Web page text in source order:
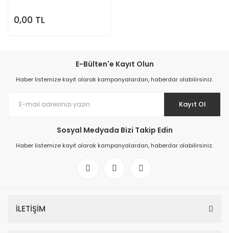
0,00 TL
E-Bülten'e Kayıt Olun
Haber listemize kayıt olarak kampanyalardan, haberdar olabilirsiniz.
Kayıt Ol
Sosyal Medyada Bizi Takip Edin
Haber listemize kayıt olarak kampanyalardan, haberdar olabilirsiniz.
İLETİŞİM